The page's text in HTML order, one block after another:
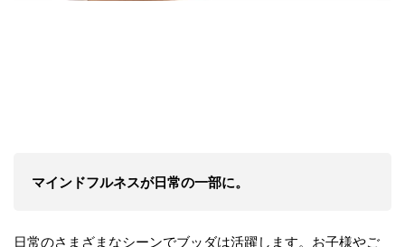
マインドフルネスが日常の一部に。
日常のさまざまなシーンでブッダは活躍します。お子様やご